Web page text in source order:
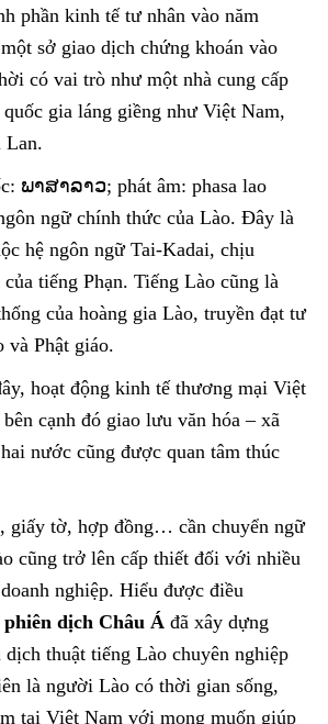
phần kinh tế tư nhân vào năm
sở giao dịch chứng khoán vào
có vai trò như một nhà cung cấp
gia láng giềng như Việt Nam,
Lan.
ພາສາລາວ; phát âm: phasa lao
ngôn ngữ chính thức của Lào. Đây là
hệ ngôn ngữ Tai-Kadai, chịu
tiếng Phạn. Tiếng Lào cũng là
của hoàng gia Lào, truyền đạt tư
Phật giáo.
hoạt động kinh tế thương mại Việt
cạnh đó giao lưu văn hóa – xã
nước cũng được quan tâm thúc
giấy tờ, hợp đồng… cần chuyển ngữ
cũng trở lên cấp thiết đối với nhiều
nghiệp. Hiểu được điều
dịch Châu Á đã xây dựng
thuật tiếng Lào chuyên nghiệp
là người Lào có thời gian sống,
tại Việt Nam với mong muốn giúp